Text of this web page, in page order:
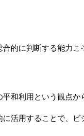
的に判断する能力こ
和利用という観点か
活用することで、